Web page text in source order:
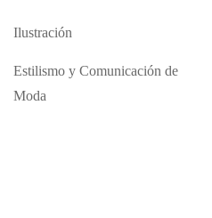
Ilustración
Estilismo y Comunicación de
Moda